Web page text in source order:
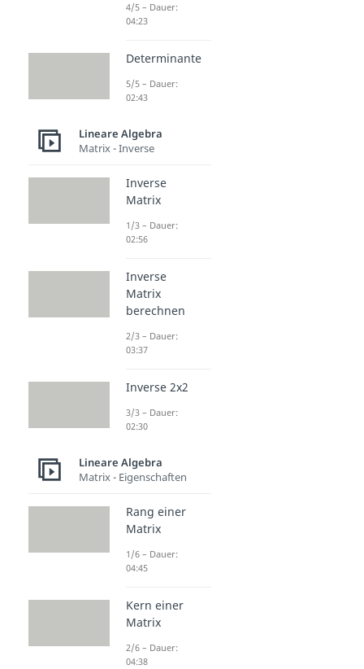
4/5 – Dauer:
04:23
Determinante
5/5 – Dauer:
02:43
Lineare Algebra
Matrix - Inverse
Inverse
Matrix
1/3 – Dauer:
02:56
Inverse
Matrix
berechnen
2/3 – Dauer:
03:37
Inverse 2x2
3/3 – Dauer:
02:30
Lineare Algebra
Matrix - Eigenschaften
Rang einer
Matrix
1/6 – Dauer:
04:45
Kern einer
Matrix
2/6 – Dauer:
04:38